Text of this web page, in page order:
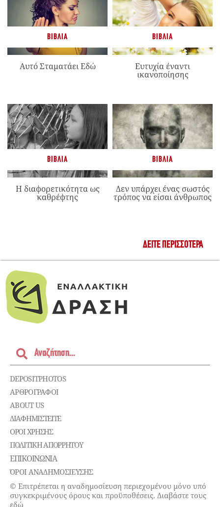
ΒΙΒΛΊΑ
Αυτό Σταματάει Εδώ
ΒΙΒΛΊΑ
Ευτυχία έναντι
ικανοποίησης
ΒΙΒΛΊΑ
Η διαφορετικότητα ως
καθρέφτης
ΒΙΒΛΊΑ
Δεν υπάρχει ένας σωστός
τρόπος να είσαι άνθρωπος
ΔΕΊΤΕ ΠΕΡΙΣΣΌΤΕΡΑ
DEPOSITPHOTOS
ΑΡΘΡΟΓΡΑΦΟΙ
ABOUT US
ΔΙΑΦΗΜΙΣΤΕΊΤΕ
ΌΡΟΙ ΧΡΉΣΗΣ
ΠΟΛΙΤΙΚΉ ΑΠΟΡΡΉΤΟΥ
ΕΠΙΚΟΙΝΩΝΊΑ
ΌΡΟΙ ΑΝΑΔΗΜΟΣΙΕΥΣΗΣ
© Επιτρέπεται η αναδημοσίευση περιεχομένου μόνο υπό
συγκεκριμένους όρους και προϋποθέσεις. Διαβάστε τους
εδώ